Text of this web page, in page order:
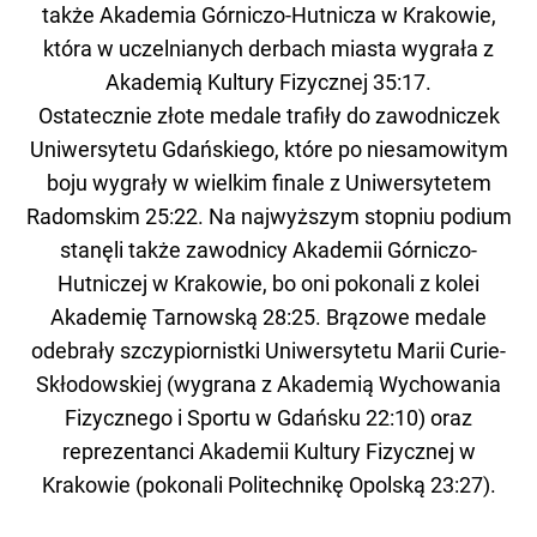
także Akademia Górniczo-Hutnicza w Krakowie,
która w uczelnianych derbach miasta wygrała z
Akademią Kultury Fizycznej 35:17.
Ostatecznie złote medale trafiły do zawodniczek
Uniwersytetu Gdańskiego, które po niesamowitym
boju wygrały w wielkim finale z Uniwersytetem
Radomskim 25:22. Na najwyższym stopniu podium
stanęli także zawodnicy Akademii Górniczo-
Hutniczej w Krakowie, bo oni pokonali z kolei
Akademię Tarnowską 28:25. Brązowe medale
odebrały szczypiornistki Uniwersytetu Marii Curie-
Skłodowskiej (wygrana z Akademią Wychowania
Fizycznego i Sportu w Gdańsku 22:10) oraz
reprezentanci Akademii Kultury Fizycznej w
Krakowie (pokonali Politechnikę Opolską 23:27).